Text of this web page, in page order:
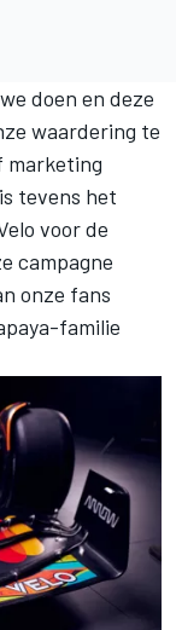
doen en deze
waardering te
marketing
tevens het
voor de
campagne
onze fans
familie